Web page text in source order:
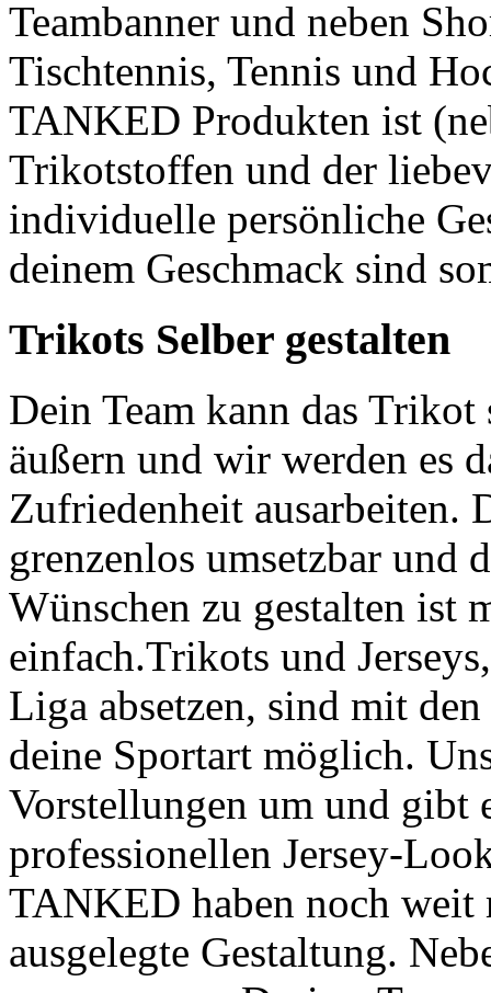
Teambanner und neben
Tischtennis, Tennis und
TANKED Produkten ist
Trikotstoffen und der
individuelle persönliche
deinem Geschmack sind
Trikots Selber gestalten
Dein Team kann das Trikot
äußern und wir werden es
Zufriedenheit ausarbeiten.
grenzenlos umsetzbar und
Wünschen zu gestalten ist
einfach.Trikots und
Liga absetzen, sind mit
deine Sportart möglich.
Vorstellungen um und gibt
professionellen Jersey-
TANKED haben noch
ausgelegte Gestaltung.